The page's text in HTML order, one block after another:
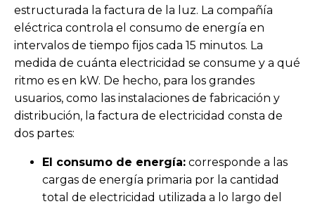
estructurada la factura de la luz. La compañía
eléctrica controla el consumo de energía en
intervalos de tiempo fijos cada 15 minutos. La
medida de cuánta electricidad se consume y a qué
ritmo es en kW. De hecho, para los grandes
usuarios, como las instalaciones de fabricación y
distribución, la factura de electricidad consta de
dos partes:
El consumo de energía: corresponde a las
cargas de energía primaria por la cantidad
total de electricidad utilizada a lo largo del